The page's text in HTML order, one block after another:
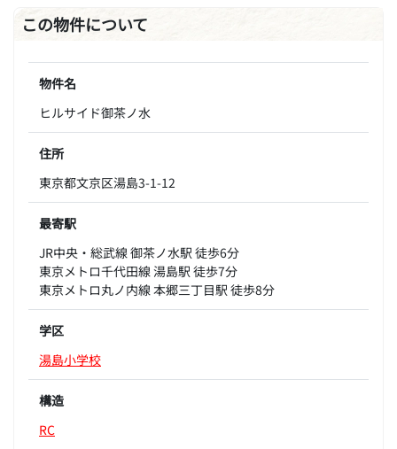
この物件について
物件名
ヒルサイド御茶ノ水
住所
東京都文京区湯島3-1-12
最寄駅
JR中央・総武線 御茶ノ水駅 徒歩6分
東京メトロ千代田線 湯島駅 徒歩7分
東京メトロ丸ノ内線 本郷三丁目駅 徒歩8分
学区
湯島小学校
構造
RC